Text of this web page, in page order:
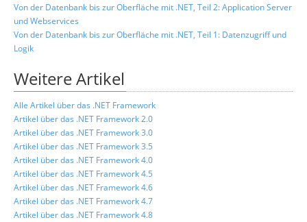
Von der Datenbank bis zur Oberfläche mit .NET, Teil 2: Application Server
und Webservices
Von der Datenbank bis zur Oberfläche mit .NET, Teil 1: Datenzugriff und
Logik
Weitere Artikel
Alle Artikel über das .NET Framework
Artikel über das .NET Framework 2.0
Artikel über das .NET Framework 3.0
Artikel über das .NET Framework 3.5
Artikel über das .NET Framework 4.0
Artikel über das .NET Framework 4.5
Artikel über das .NET Framework 4.6
Artikel über das .NET Framework 4.7
Artikel über das .NET Framework 4.8